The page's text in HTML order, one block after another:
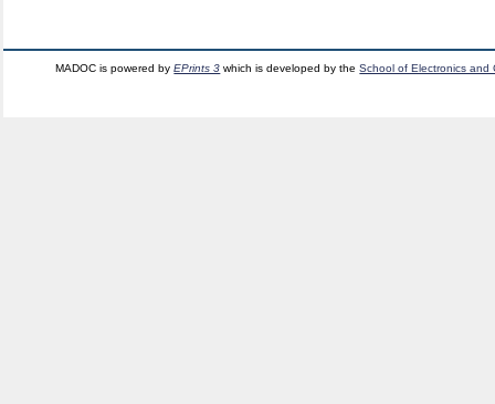
MADOC is powered byEPrints 3 which is developed by theSchool of Electronics and